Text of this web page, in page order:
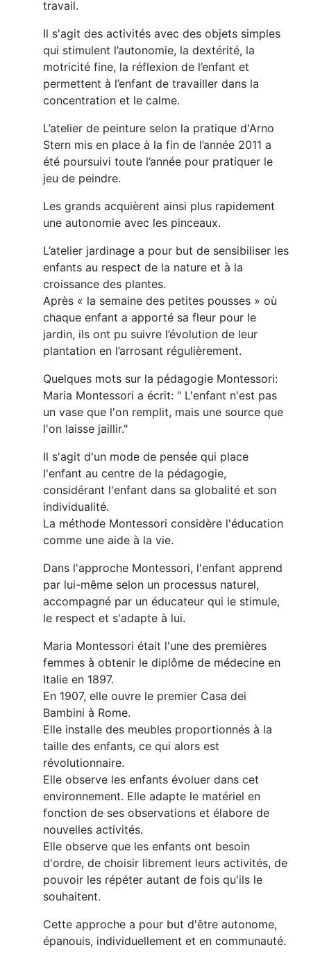
travail.
Il s'agit des activités avec des objets simples
qui stimulent l’autonomie, la dextérité, la
motricité fine, la réflexion de l’enfant et
permettent à l’enfant de travailler dans la
concentration et le calme.
L’atelier de peinture selon la pratique d'Arno
Stern mis en place à la fin de l’année 2011 a
été poursuivi toute l’année pour pratiquer le
jeu de peindre.
Les grands acquièrent ainsi plus rapidement
une autonomie avec les pinceaux.
L’atelier jardinage a pour but de sensibiliser les
enfants au respect de la nature et à la
croissance des plantes.
Après « la semaine des petites pousses » où
chaque enfant a apporté sa fleur pour le
jardin, ils ont pu suivre l’évolution de leur
plantation en l’arrosant régulièrement.
Quelques mots sur la pédagogie Montessori:
Maria Montessori a écrit: " L'enfant n'est pas
un vase que l'on remplit, mais une source que
l'on laisse jaillir."
Il s'agit d'un mode de pensée qui place
l'enfant au centre de la pédagogie,
considérant l'enfant dans sa globalité et son
individualité.
La méthode Montessori considère l'éducation
comme une aide à la vie.
Dans l'approche Montessori, l'enfant apprend
par lui-même selon un processus naturel,
accompagné par un éducateur qui le stimule,
le respect et s'adapte à lui.
Maria Montessori était l'une des premières
femmes à obtenir le diplôme de médecine en
Italie en 1897.
En 1907, elle ouvre le premier Casa dei
Bambini à Rome.
Elle installe des meubles proportionnés à la
taille des enfants, ce qui alors est
révolutionnaire.
Elle observe les enfants évoluer dans cet
environnement. Elle adapte le matériel en
fonction de ses observations et élabore de
nouvelles activités.
Elle observe que les enfants ont besoin
d'ordre, de choisir librement leurs activités, de
pouvoir les répéter autant de fois qu'ils le
souhaitent.
Cette approche a pour but d'être autonome,
épanouis, individuellement et en communauté.